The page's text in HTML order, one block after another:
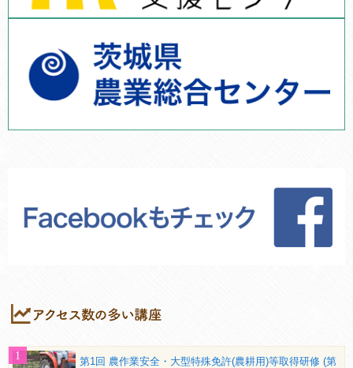
第1回 農作業安全・大型特殊免許(農耕用)等取得研修 (第